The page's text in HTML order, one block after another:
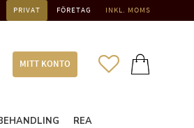
PRIVAT FÖRETAG INKL. MOMS
MITT KONTO FAVORITER
KUNDVAGN
REA